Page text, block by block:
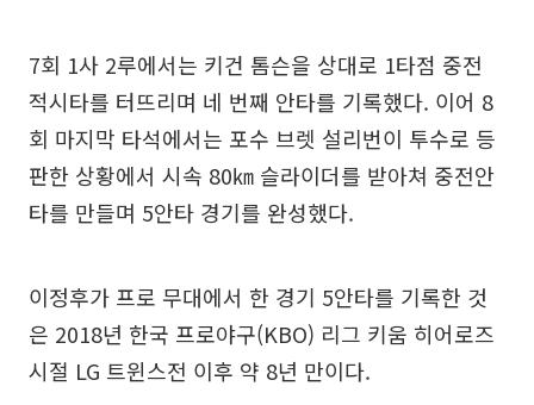
7회 1사 2루에서는 키건 톰슨을 상대로 1타점 중전
적시타를 터뜨리며 네 번째 안타를 기록했다. 이어 8
회 마지막 타석에서는 포수 브렛 설리번이 투수로 등
판한 상황에서 시속 80㎞ 슬라이더를 받아쳐 중전안
타를 만들며 5안타 경기를 완성했다.
이정후가 프로 무대에서 한 경기 5안타를 기록한 것
은 2018년 한국 프로야구(KBO) 리그 키움 히어로즈
시절 LG 트윈스전 이후 약 8년 만이다.